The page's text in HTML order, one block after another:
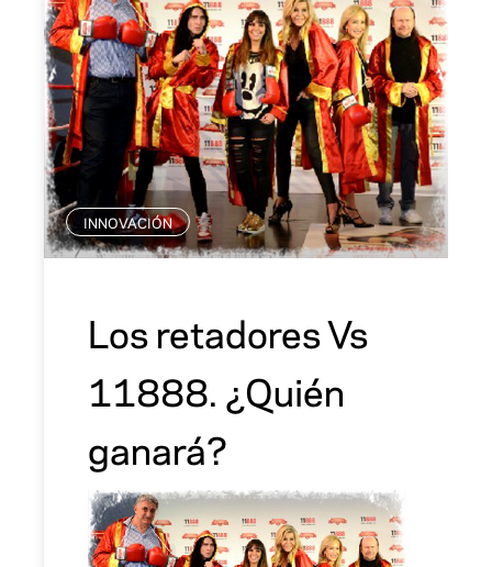
INNOVACIÓN
Los retadores Vs
11888. ¿Quién
ganará?